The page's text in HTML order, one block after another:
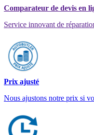
Comparateur de devis en
Service innovant de
Prix ajusté
Nous ajustons notre prix si